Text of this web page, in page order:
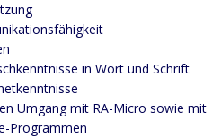
in Wort und Schrift
Umgang mit RA-Micro sowie mit
Programmen